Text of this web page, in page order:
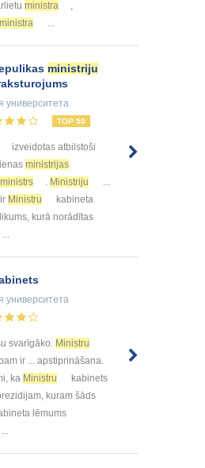
ministra
,
ministra ...
ministriju
университета
TOP 50
izveidotas atbilstoši
ministrijas
ministrs . Ministriju
...
ir Ministru
kabineta
kurā norādītas
...
университета
svarīgāko. Ministru
ir ... apstiprināšana.
ka Ministru
kabinets
kuram šāds
lēmums